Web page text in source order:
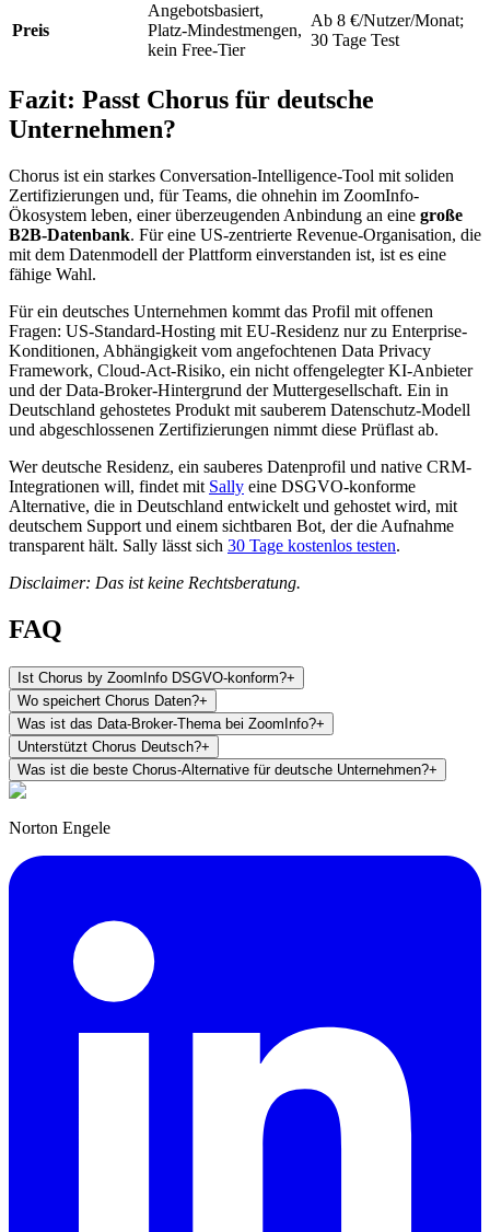
Preis
Angebotsbasiert,
Platz-Mindestmengen,
kein Free-Tier
Ab 8 €/Nutzer/Monat;
30 Tage Test
Fazit: Passt Chorus für deutsche
Unternehmen?
Chorus ist ein starkes Conversation-Intelligence-Tool mit soliden
Zertifizierungen und, für Teams, die ohnehin im ZoomInfo-
Ökosystem leben, einer überzeugenden Anbindung an eine große
B2B-Datenbank. Für eine US-zentrierte Revenue-Organisation, die
mit dem Datenmodell der Plattform einverstanden ist, ist es eine
fähige Wahl.
Für ein deutsches Unternehmen kommt das Profil mit offenen
Fragen: US-Standard-Hosting mit EU-Residenz nur zu Enterprise-
Konditionen, Abhängigkeit vom angefochtenen Data Privacy
Framework, Cloud-Act-Risiko, ein nicht offengelegter KI-Anbieter
und der Data-Broker-Hintergrund der Muttergesellschaft. Ein in
Deutschland gehostetes Produkt mit sauberem Datenschutz-Modell
und abgeschlossenen Zertifizierungen nimmt diese Prüflast ab.
Wer deutsche Residenz, ein sauberes Datenprofil und native CRM-
Integrationen will, findet mit Sally eine DSGVO-konforme
Alternative, die in Deutschland entwickelt und gehostet wird, mit
deutschem Support und einem sichtbaren Bot, der die Aufnahme
transparent hält. Sally lässt sich 30 Tage kostenlos testen.
Disclaimer: Das ist keine Rechtsberatung.
FAQ
Ist Chorus by ZoomInfo DSGVO-konform?+
Wo speichert Chorus Daten?+
Was ist das Data-Broker-Thema bei ZoomInfo?+
Unterstützt Chorus Deutsch?+
Was ist die beste Chorus-Alternative für deutsche Unternehmen?+
Norton Engele